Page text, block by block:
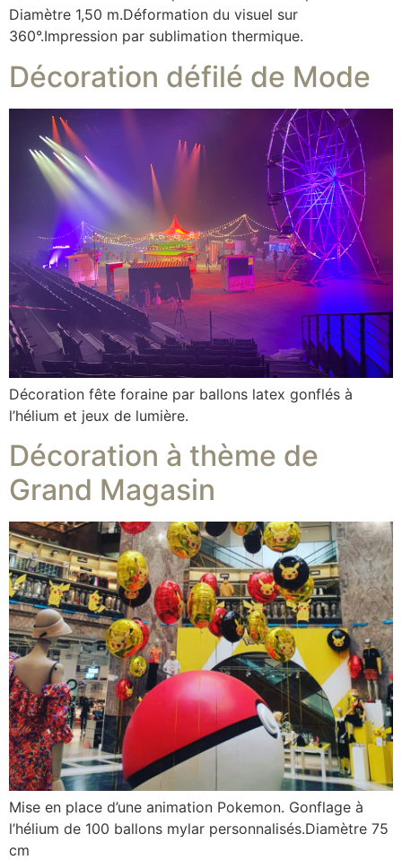
Diamètre 1,50 m.Déformation du visuel sur
360°.Impression par sublimation thermique.
Décoration défilé de Mode
Décoration fête foraine par ballons latex gonflés à
l’hélium et jeux de lumière.
Décoration à thème de
Grand Magasin
Mise en place d’une animation Pokemon. Gonflage à
l’hélium de 100 ballons mylar personnalisés.Diamètre 75
cm